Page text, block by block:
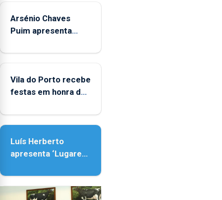
Arsénio Chaves
Puim apresenta
de Vila do Porto
Vila do Porto recebe
festas em honra de
Assunção
Luís Herberto
apresenta ‘Lugares